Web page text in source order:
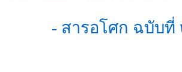
- สารอโศก ฉบับ